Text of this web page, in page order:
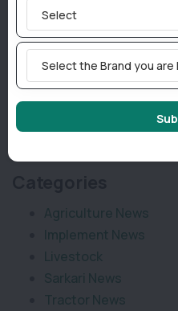
अफ्रीका, दक्षिण-पूर्व एशिया और
ट्रैक्टरों की बढ़ती लोकप्रियता
ऊंचाइयों तक ले जाने में सहायक
Join
Agriculture News
Implement News
Livestock
Sarkari News
Tractor News
Select
Select the Brand you are